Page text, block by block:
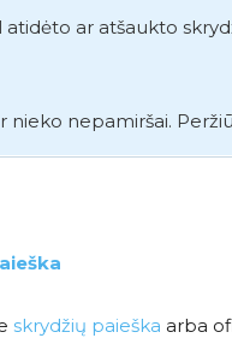
ar atšaukto
nepamiršai.
skrydžių paieška arba